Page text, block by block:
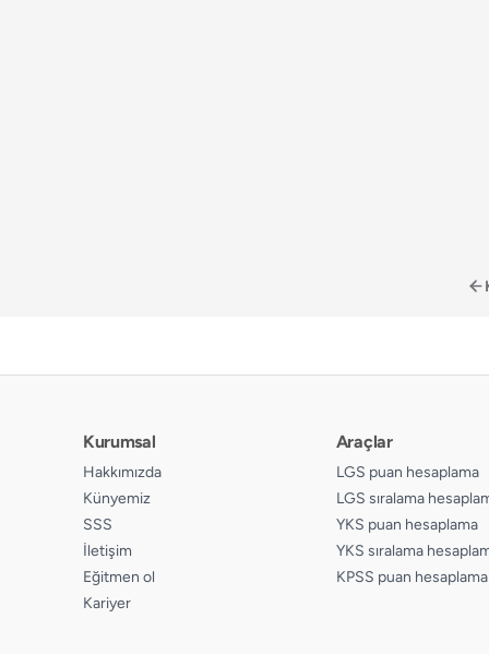
Kurumsal
Hakkımızda
Künyemiz
SSS
İletişim
Eğitmen ol
Kariyer
Araçlar
LGS puan hesaplama
LGS sıralama
YKS puan hesaplama
YKS sıralama
KPSS puan hesaplama